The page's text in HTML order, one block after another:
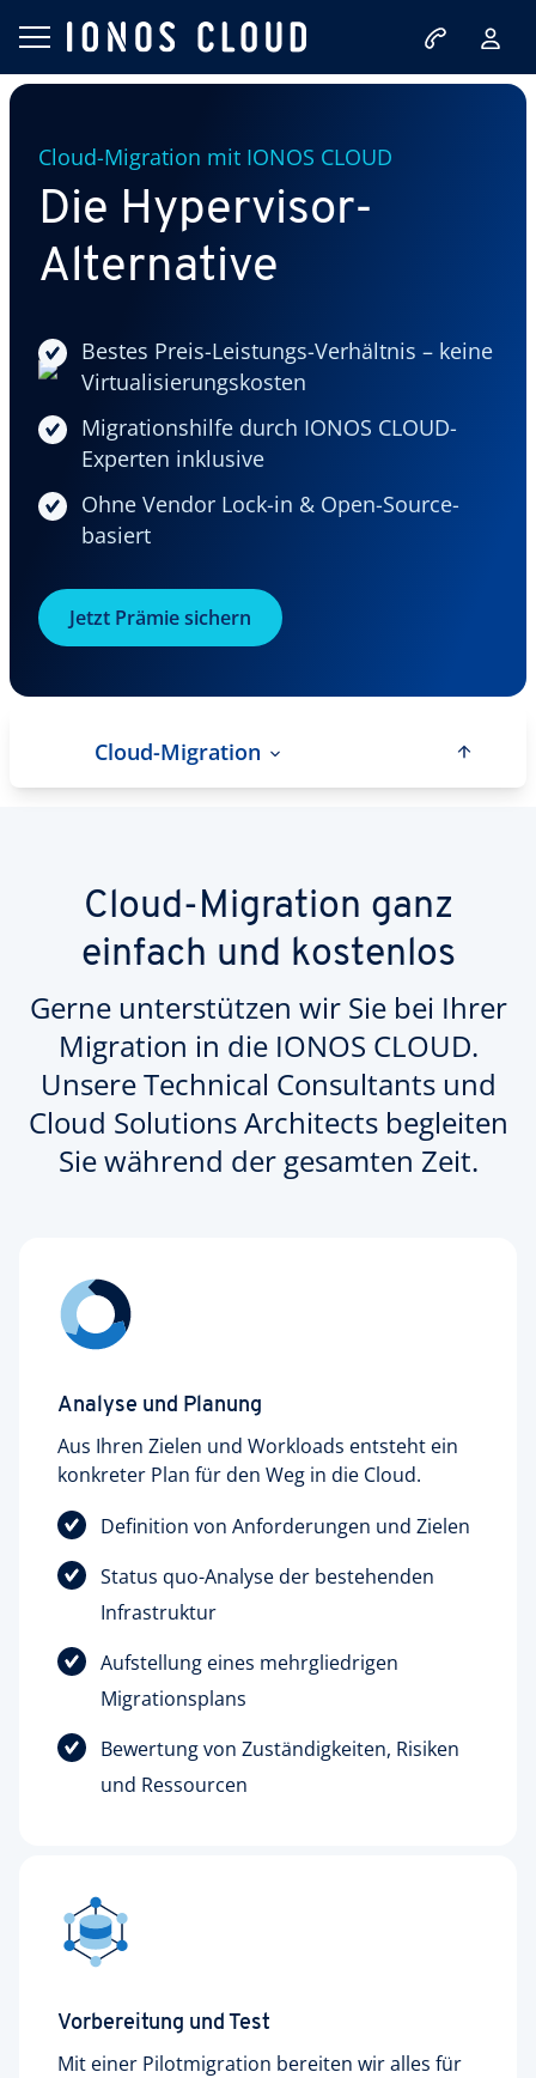
Cloud-Migration mit IONOS CLOUD
Die Hypervisor-
Alternative
Bestes Preis-Leistungs-Verhältnis – keine
Virtualisierungskosten
Migrationshilfe durch IONOS CLOUD-
Experten inklusive
Ohne Vendor Lock-in & Open-Source-
basiert
Jetzt Prämie sichern
Cloud-Migration
Cloud-Migration ganz
einfach und kostenlos
Gerne unterstützen wir Sie bei Ihrer
Migration in die IONOS CLOUD.
Unsere Technical Consultants und
Cloud Solutions Architects begleiten
Sie während der gesamten Zeit.
Analyse und Planung
Aus Ihren Zielen und Workloads entsteht ein
konkreter Plan für den Weg in die Cloud.
Definition von Anforderungen und Zielen
Status quo-Analyse der bestehenden
Infrastruktur
Aufstellung eines mehrgliedrigen
Migrationsplans
Bewertung von Zuständigkeiten, Risiken
und Ressourcen
Vorbereitung und Test
Mit einer Pilotmigration bereiten wir alles für